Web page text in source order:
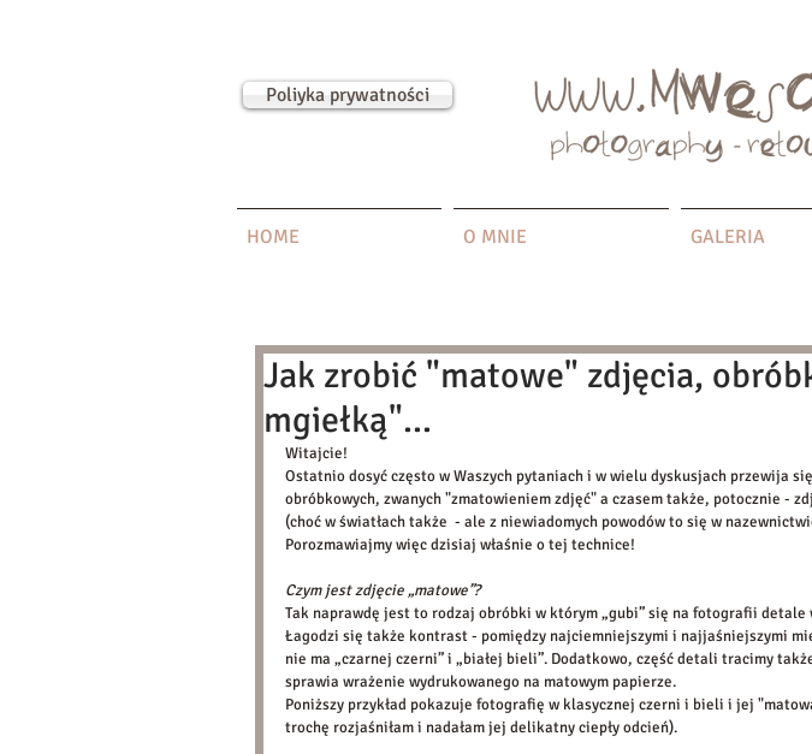
Poliyka prywatności
HOME O MNIE GALERIA
Jak zrobić "matowe" zdjęcia,
mgiełką"...
Witajcie!
Ostatnio dosyć często w Waszych pytaniach i w wielu dyskusjach przewija
obróbkowych, zwanych "zmatowieniem zdjęć" a czasem także, potocznie -
(choć w światłach także  - ale z niewiadomych powodów to się w
Porozmawiajmy więc dzisiaj właśnie o tej technice!
Czym jest zdjęcie „matowe”?
Tak naprawdę jest to rodzaj obróbki w którym „gubi” się na fotografii detale
Łagodzi się także kontrast - pomiędzy najciemniejszymi i najjaśniejszymi
nie ma „czarnej czerni” i „białej bieli”. Dodatkowo, część detali tracimy
sprawia wrażenie wydrukowanego na matowym papierze.
Poniższy przykład pokazuje fotografię w klasycznej czerni i bieli i jej
trochę rozjaśniłam i nadałam jej delikatny ciepły odcień).